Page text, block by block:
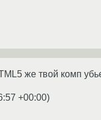
же твой комп
+00:00)